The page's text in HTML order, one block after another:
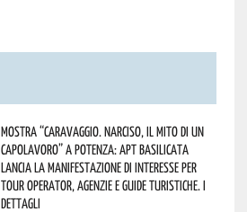
Mostra “Caravaggio. Narciso, il mito di un
capolavoro” a Potenza: APT Basilicata
lancia la manifestazione di interesse per
Tour Operator, Agenzie e Guide Turistiche. I
dettagli